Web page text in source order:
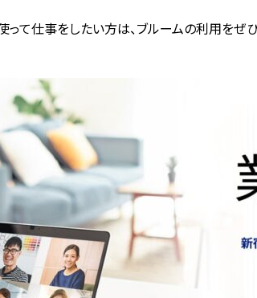
て仕事をしたい方は、ブルームの利用をぜひ